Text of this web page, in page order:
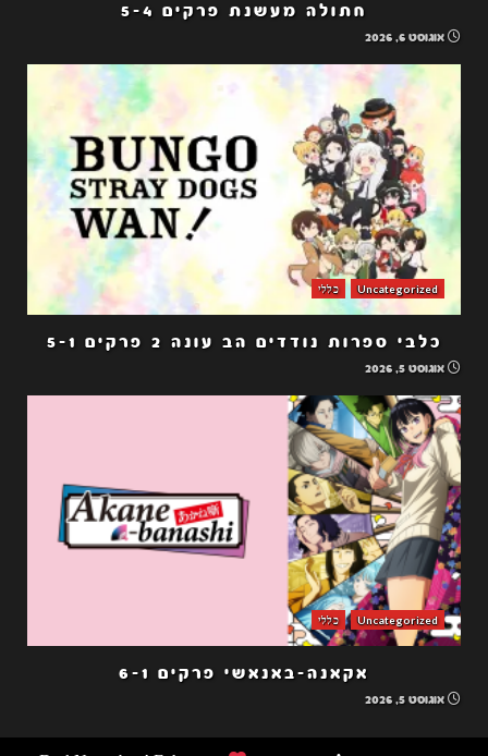
חתולה מעשנת פרקים 5-4
אוגוסט 6, 2026
Uncategorized כללי
כלבי ספרות נודדים הב עונה 2 פרקים 5-1
אוגוסט 5, 2026
Uncategorized כללי
אקאנה-באנאשי פרקים 6-1
אוגוסט 5, 2026